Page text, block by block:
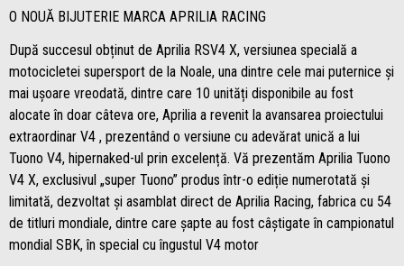
O NOUĂ BIJUTERIE MARCA APRILIA RACING
După succesul obținut de Aprilia RSV4 X, versiunea specială a
motocicletei supersport de la Noale, una dintre cele mai puternice și
mai ușoare vreodată, dintre care 10 unități disponibile au fost
alocate în doar câteva ore, Aprilia a revenit la avansarea proiectului
extraordinar V4 , prezentând o versiune cu adevărat unică a lui
Tuono V4, hipernaked-ul prin excelență. Vă prezentăm Aprilia Tuono
V4 X, exclusivul „super Tuono” produs într-o ediție numerotată și
limitată, dezvoltat și asamblat direct de Aprilia Racing, fabrica cu 54
de titluri mondiale, dintre care șapte au fost câștigate în campionatul
mondial SBK, în special cu îngustul V4 motor